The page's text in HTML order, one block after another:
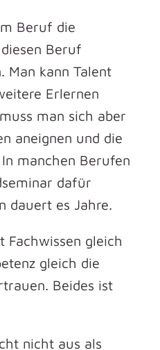
Beruf die
Beruf
Man kann Talent
Erlernen
man sich aber
aneignen und die
manchen Berufen
dafür
dauert es Jahre.
Fachwissen gleich
gleich die
Beides ist
nicht aus als